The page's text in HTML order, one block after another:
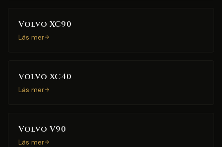
Volvo XC90
Läs mer
Volvo XC40
Läs mer
Volvo V90
Läs mer